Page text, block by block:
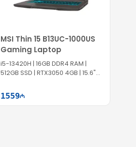
MSI Thin 15 B13UC-1000US
Gaming Laptop
i5-13420H | 16GB DDR4 RAM |
512GB SSD | RTX3050 4GB | 15.6"
1559